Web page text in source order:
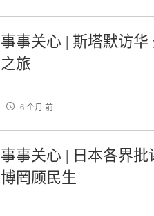
事事关心 | 斯塔默访
之旅
6 个月 前
事事关心 | 日本各界
博罔顾民生